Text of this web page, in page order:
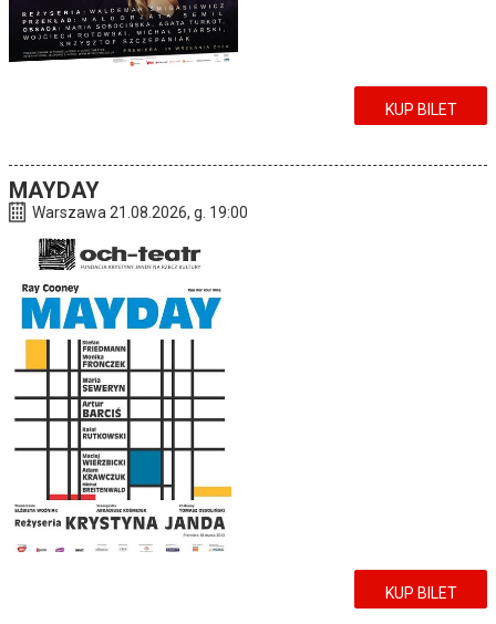
KUP BILET
MAYDAY
Warszawa 21.08.2026, g. 19:00
KUP BILET